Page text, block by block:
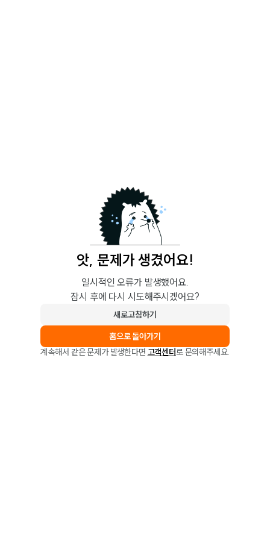
앗, 문제가 생겼어요!
일시적인 오류가 발생했어요.
잠시 후에 다시 시도해주시겠어요?
새로고침하기
홈으로 돌아가기
계속해서 같은 문제가 발생한다면 고객센터로 문의해주세요.